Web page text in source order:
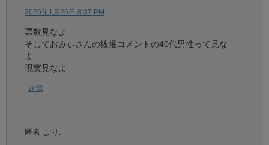
2026年1月26日 8:37 PM
票数見なよ
そしておみぃさんの抜擢コメントの40代男性って見な
よ
現実見なよ
返信
匿名 より: